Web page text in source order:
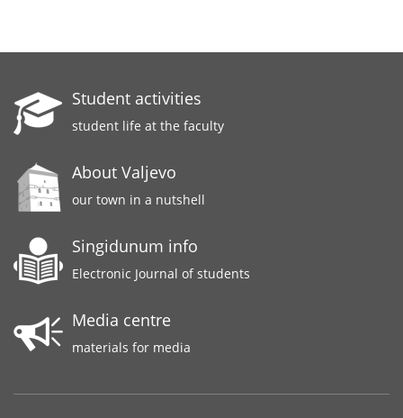
Student activities
student life at the faculty
About Valjevo
our town in a nutshell
Singidunum info
Electronic Journal of students
Media centre
materials for media